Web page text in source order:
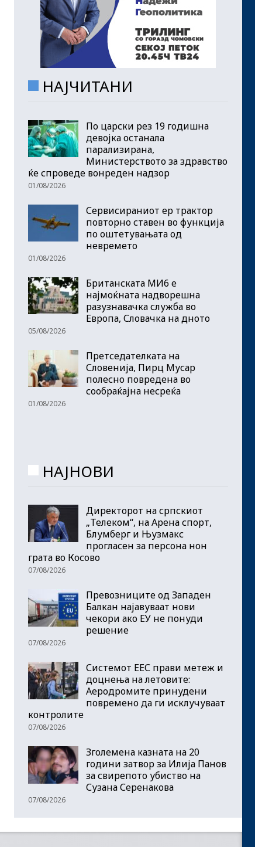
НАЈЧИТАНИ
По царски рез 19 годишна
девојка останала
парализирана,
Министерството за здравство
ќе спроведе вонреден надзор
01/08/2026
Сервисираниот ер трактор
повторно ставен во функција
по оштетувањата од
невремето
01/08/2026
Британската МИ6 е
најмоќната надворешна
разузнавачка служба во
Европа, Словачка на дното
05/08/2026
Претседателката на
Словенија, Пирц Мусар
полесно повредена во
сообраќајна несреќа
01/08/2026
НАЈНОВИ
Директорот на српскиот
„Телеком“, на Арена спорт,
Блумберг и Њузмакс
прогласен за персона нон
грата во Косово
07/08/2026
Превозниците од Западен
Балкан најавуваат нови
чекори ако ЕУ не понуди
решение
07/08/2026
Системот ЕЕС прави метеж и
доцнења на летовите:
Аеродромите принудени
повремено да ги исклучуваат
контролите
07/08/2026
Зголемена казната на 20
години затвор за Илија Панов
за свирепото убиство на
Сузана Серенакова
07/08/2026